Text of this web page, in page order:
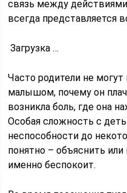
связь между
всегда представляется
Загрузка …
Часто родители не могут
малышом, почему он
возникла боль, где она
Особая сложность с
неспособности до
понятно – объяснить или
именно беспокоит.